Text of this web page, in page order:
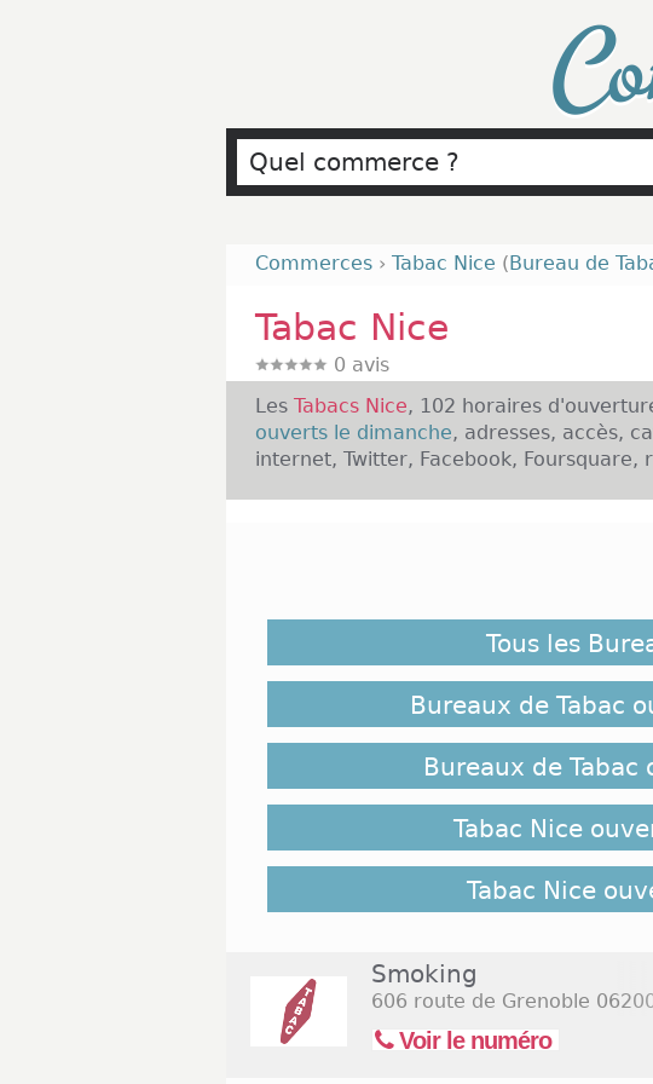
Commerces › Tabac Nice (Bureau de
Tabac Nice
0 avis
Les Tabacs Nice, 102 horaires
ouverts le dimanche, adresses, accès,
internet, Twitter, Facebook, Foursquare,
ne sont donc pas aussi bruyants que
termes de bureaux de tabacs, Nice
recense au moins 200 établissements.
et on peut même y ouvrir un compte
Implantation des Tabacs Nice :
Dans l’ensemble, les
s’implanter dans des quartiers
active. Quatre ou cinq d’entre eux
Nice. Citons notamment Nice nord,
encore le quartier Riquier qui est
comme le quartier Libération et l’avenue
Jours et Horaires d'ouverture Tabac Nice
Tous les
Bureaux de Tabac
Bureaux de
Tabac Nice
Tabac Nice
Smoking
606 route de Grenoble
Voir le numéro